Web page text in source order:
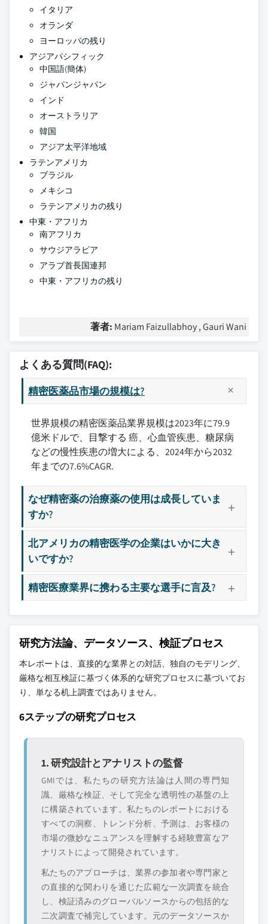
イタリア
オランダ
ヨーロッパの残り
アジアパシフィック
中国語(簡体)
ジャパンジャパン
インド
オーストラリア
韓国
アジア太平洋地域
ラテンアメリカ
ブラジル
メキシコ
ラテンアメリカの残り
中東・アフリカ
南アフリカ
サウジアラビア
アラブ首長国連邦
中東・アフリカの残り
著者: Mariam Faizullabhoy , Gauri Wani
よくある質問(FAQ):
精密医薬品市場の規模は?
世界規模の精密医薬品業界規模は2023年に79.9
億米ドルで、目撃する 癌、心血管疾患、糖尿病
などの慢性疾患の増大による、2024年から2032
年までの7.6%CAGR.
なぜ精密薬の治療薬の使用は成長していま
すか?
北アメリカの精密医学の企業はいかに大き
いですか?
精密医療業界に携わる主要な選手に言及?
研究方法論、データソース、検証プロセス
本レポートは、直接的な業界との対話、独自のモデリング、
厳格な相互検証に基づく体系的な研究プロセスに基づいてお
り、単なる机上調査ではありません。
6ステップの研究プロセス
1. 研究設計とアナリストの監督
GMIでは、私たちの研究方法論は人間の専門知
識、厳格な検証、そして完全な透明性の基盤の上
に構築されています。私たちのレポートにおける
すべての洞察、トレンド分析、予測は、お客様の
市場の微妙なニュアンスを理解する経験豊富なア
ナリストによって開発されています。
私たちのアプローチは、業界の参加者や専門家と
の直接的な関わりを通じた広範な一次調査を統合
し、検証済みのグローバルソースからの包括的な
二次調査で補完しています。元のデータソースか